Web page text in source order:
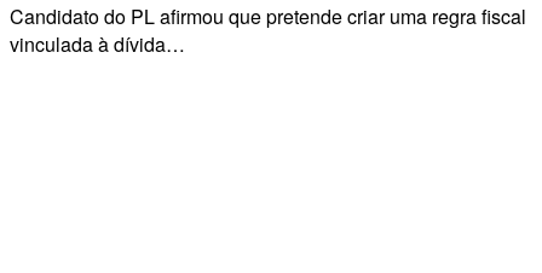
Candidato do PL afirmou que pretende criar uma regra fiscal
vinculada à dívida…